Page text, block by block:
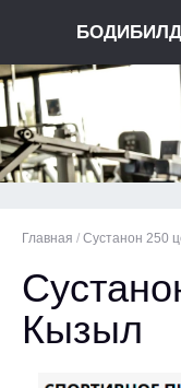
Главная / Сустанон 250
Кызыл